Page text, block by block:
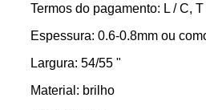
Termos do pagamento: L / C,
Espessura: 0.6-0.8mm ou
Largura: 54/55 "
Material: brilho